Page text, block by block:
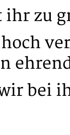
ihr zu
bei